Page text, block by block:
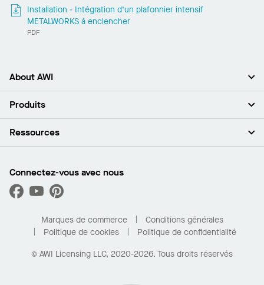
Installation - Intégration d’un plafonnier intensif
METALWORKS à enclencher
PDF
About AWI
À propos de nous
Espace presse
Quelles sont mes options d’achat?
Produits
Plafonds
Capacités sur mesure
Performance
Ressources
Trouver un distributeur
Trouver un distributeur
Pour la maison
Connectez-vous avec nous
Marques de commerce
Conditions générales
Politique de cookies
Politique de confidentialité
© AWI Licensing LLC, 2020-2026. Tous droits réservés